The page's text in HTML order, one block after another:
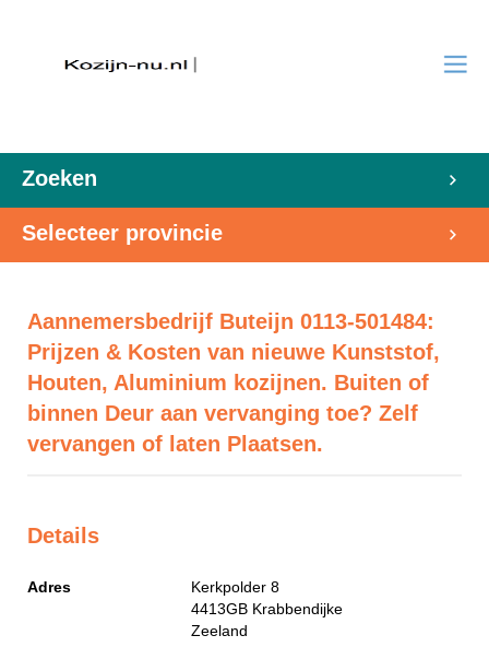
Zoeken
Selecteer provincie
Aannemersbedrijf Buteijn 0113-501484:
Prijzen & Kosten van nieuwe Kunststof,
Houten, Aluminium kozijnen. Buiten of
binnen Deur aan vervanging toe? Zelf
vervangen of laten Plaatsen.
Details
Adres
Kerkpolder 8
4413GB Krabbendijke
Zeeland